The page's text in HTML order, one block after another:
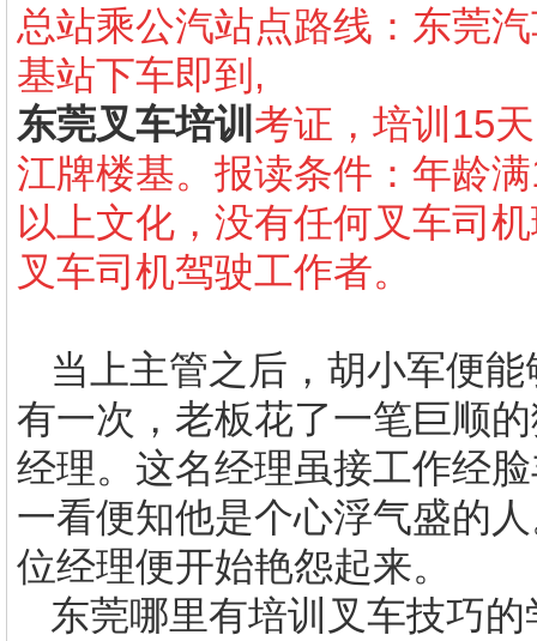
总站乘公汽站点路线：东莞
基站下车即到 ,
东莞叉车培训 考证，培训 15
江牌楼基。报读条件：年龄满
以上文化，没有任何叉车司
叉车司机驾驶工作者。
当上主管之后，胡小军便
有一次，老板花了一笔巨顺
经理。这名经理虽接工作经
一看便知他是个心浮气盛的
位经理便开始艳怨起来。
东莞哪里有培训叉车技巧的